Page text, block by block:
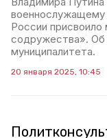
России присвоило
содружества». Об
муниципалитета.
20 января 2025, 10:45